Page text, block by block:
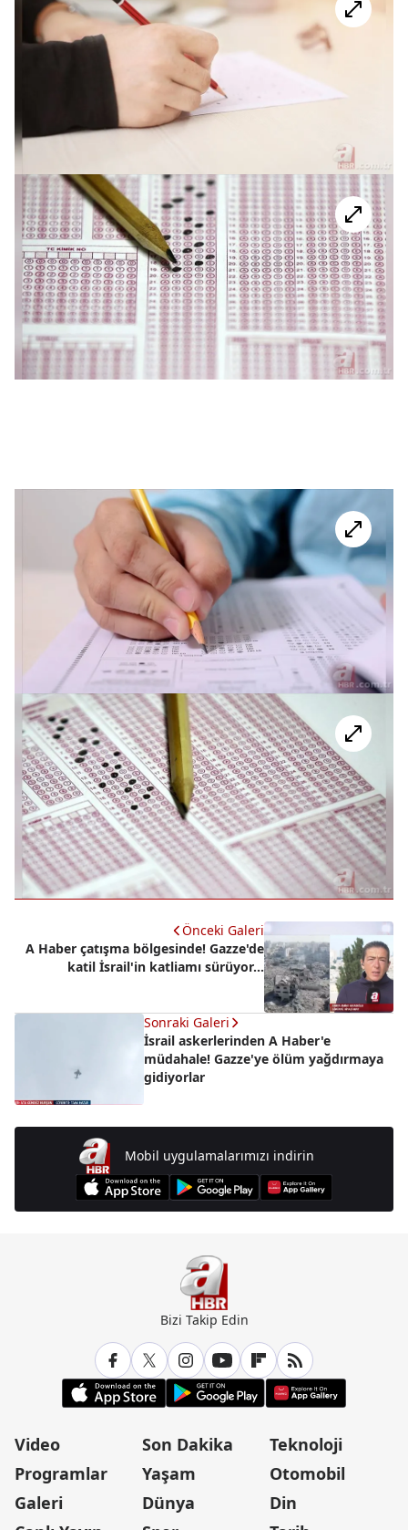
Önceki Galeri
A Haber çatışma bölgesinde! Gazze'de
katil İsrail'in katliamı sürüyor...
Sonraki Galeri
İsrail askerlerinden A Haber'e
müdahale! Gazze'ye ölüm yağdırmaya
gidiyorlar
Mobil uygulamalarımızı indirin
Bizi Takip Edin
Video
Programlar
Galeri
Son Dakika
Yaşam
Dünya
Teknoloji
Otomobil
Din